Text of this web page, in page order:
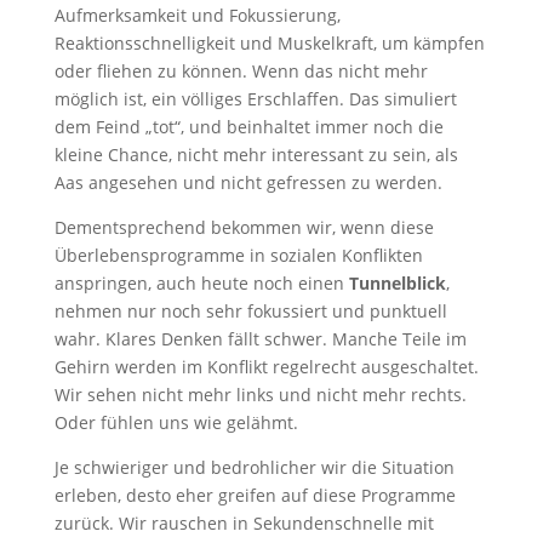
Aufmerksamkeit und Fokussierung,
Reaktionsschnelligkeit und Muskelkraft, um kämpfen
oder fliehen zu können. Wenn das nicht mehr
möglich ist, ein völliges Erschlaffen. Das simuliert
dem Feind „tot“, und beinhaltet immer noch die
kleine Chance, nicht mehr interessant zu sein, als
Aas angesehen und nicht gefressen zu werden.
Dementsprechend bekommen wir, wenn diese
Überlebensprogramme in sozialen Konflikten
anspringen, auch heute noch einen Tunnelblick,
nehmen nur noch sehr fokussiert und punktuell
wahr. Klares Denken fällt schwer. Manche Teile im
Gehirn werden im Konflikt regelrecht ausgeschaltet.
Wir sehen nicht mehr links und nicht mehr rechts.
Oder fühlen uns wie gelähmt.
Je schwieriger und bedrohlicher wir die Situation
erleben, desto eher greifen auf diese Programme
zurück. Wir rauschen in Sekundenschnelle mit